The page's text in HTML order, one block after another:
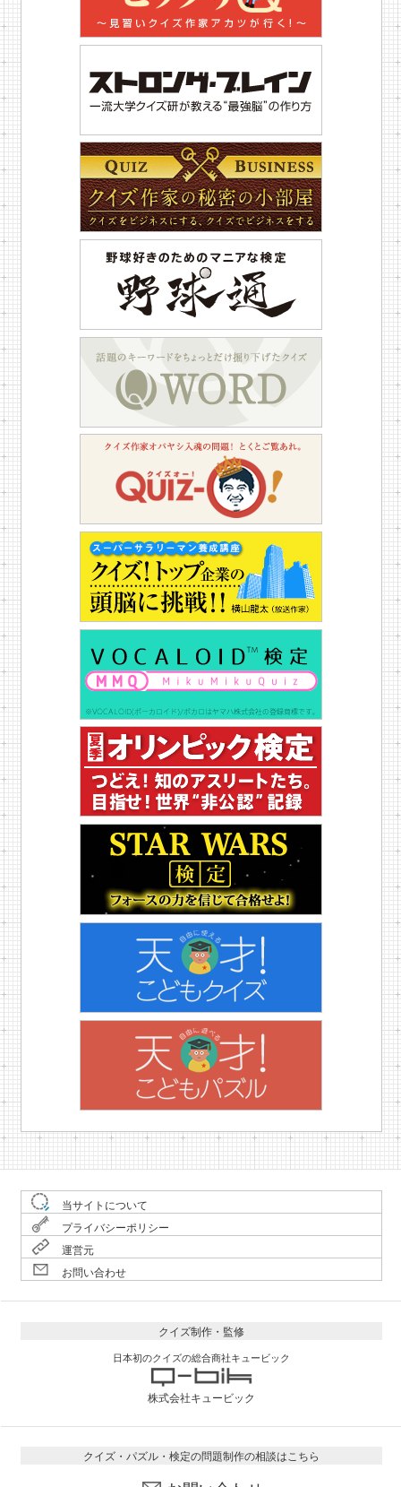
当サイトについて
プライバシーポリシー
運営元
お問い合わせ
クイズ制作・監修
日本初のクイズの総合商社キュービック
株式会社キュービック
クイズ・パズル・検定の問題制作の相談はこちら